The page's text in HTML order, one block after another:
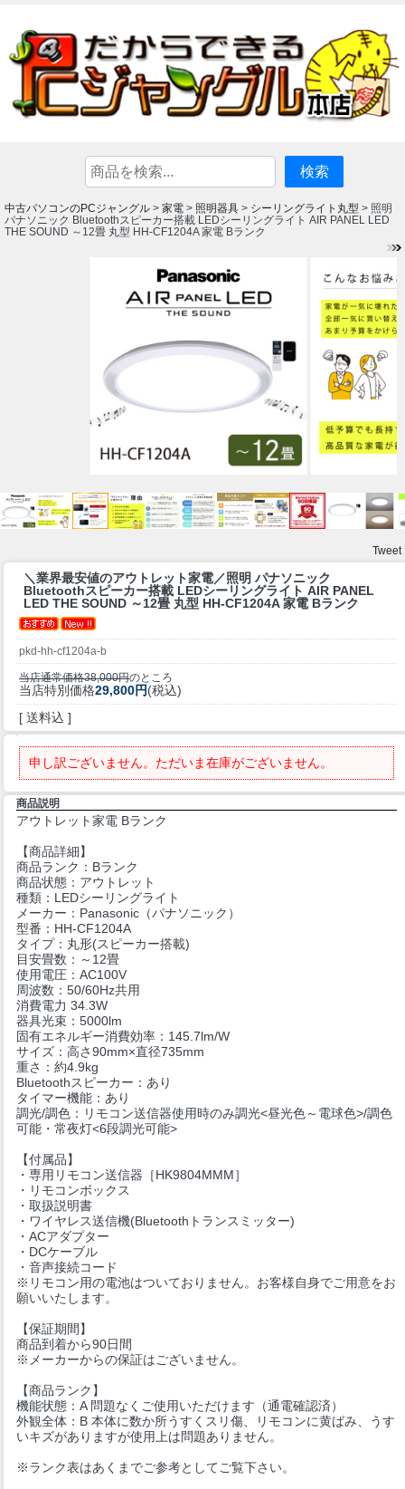
中古パソコンのPCジャングル > 家電 > 照明器具 > シーリングライト丸型 > 照明
パナソニック Bluetoothスピーカー搭載 LEDシーリングライト AIR PANEL LED
THE SOUND ～12畳 丸型 HH-CF1204A 家電 Bランク
Tweet
＼業界最安値のアウトレット家電／照明 パナソニック
Bluetoothスピーカー搭載 LEDシーリングライト AIR PANEL
LED THE SOUND ～12畳 丸型 HH-CF1204A 家電 Bランク
pkd-hh-cf1204a-b
当店通常価格38,000円のところ
当店特別価格29,800円(税込)
[ 送料込 ]
申し訳ございません。ただいま在庫がございません。
商品説明
アウトレット家電 Bランク
【商品詳細】
商品ランク：Bランク
商品状態：アウトレット
種類：LEDシーリングライト
メーカー：Panasonic（パナソニック）
型番：HH-CF1204A
タイプ：丸形(スピーカー搭載)
目安畳数：～12畳
使用電圧：AC100V
周波数：50/60Hz共用
消費電力 34.3W
器具光束：5000lm
固有エネルギー消費効率：145.7lm/W
サイズ：高さ90mm×直径735mm
重さ：約4.9kg
Bluetoothスピーカー：あり
タイマー機能：あり
調光/調色：リモコン送信器使用時のみ調光<昼光色～電球色>/調色
可能・常夜灯<6段調光可能>
【付属品】
・専用リモコン送信器［HK9804MMM］
・リモコンボックス
・取扱説明書
・ワイヤレス送信機(Bluetoothトランスミッター)
・ACアダプター
・DCケーブル
・音声接続コード
※リモコン用の電池はついておりません。お客様自身でご用意をお
願いいたします。
【保証期間】
商品到着から90日間
※メーカーからの保証はございません。
【商品ランク】
機能状態：A 問題なくご使用いただけます（通電確認済）
外観全体：B 本体に数か所うすくスリ傷、リモコンに黄ばみ、うす
いキズがありますが使用上は問題ありません。
※ランク表はあくまでご参考としてご覧下さい。